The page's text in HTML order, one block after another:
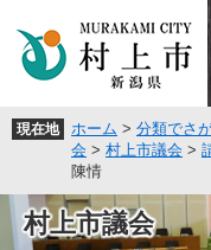
頭
。
飛
て
本
現在地 ホーム > 分類でさ
会 > 村上市議会 >
陳情
村上市議会